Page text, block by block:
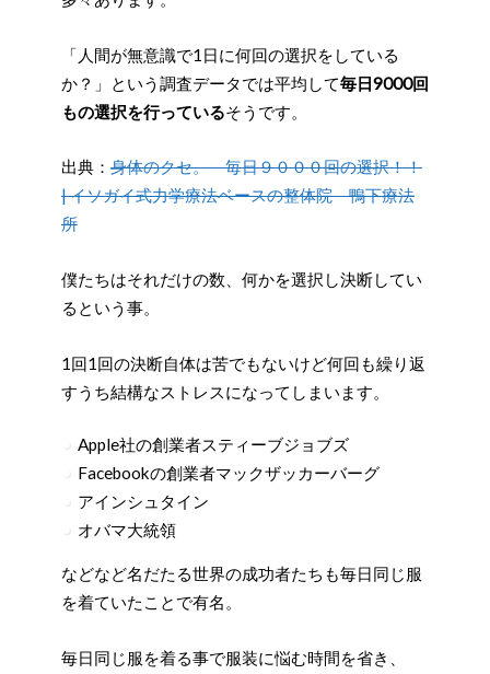
「人間が無意識で1日に何回の選択をしている
か？」という調査データでは平均して毎日9000回
もの選択を行っているそうです。
出典： 身体のクセ。 毎日９０００回の選択！！
| イソガイ式力学療法ベースの整体院 鴨下療法
所
僕たちはそれだけの数、何かを選択し決断してい
るという事。
1回1回の決断自体は苦でもないけど何回も繰り返
すうち結構なストレスになってしまいます。
Apple社の創業者スティーブジョブズ
Facebookの創業者マックザッカーバーグ
アインシュタイン
オバマ大統領
などなど名だたる世界の成功者たちも毎日同じ服
を着ていたことで有名。
毎日同じ服を着る事で服装に悩む時間を省き、